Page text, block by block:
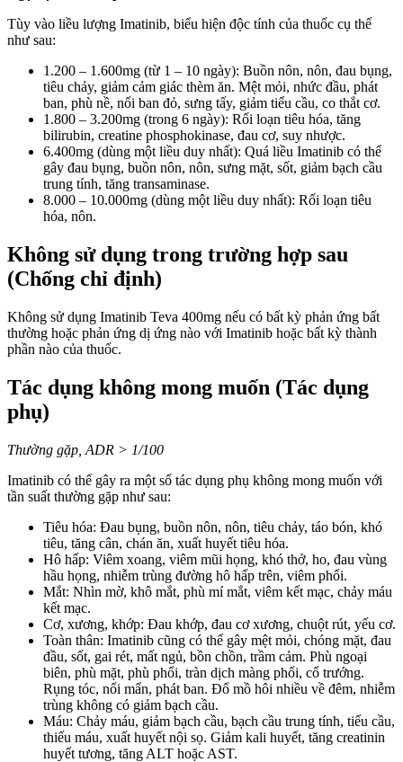
Tùy vào liều lượng Imatinib, biểu hiện độc tính của thuốc cụ thể
như sau:
1.200 – 1.600mg (từ 1 – 10 ngày): Buồn nôn, nôn, đau bụng,
tiêu chảy, giảm cảm giác thèm ăn. Mệt mỏi, nhức đầu, phát
ban, phù nề, nổi ban đỏ, sưng tấy, giảm tiểu cầu, co thắt cơ.
1.800 – 3.200mg (trong 6 ngày): Rối loạn tiêu hóa, tăng
bilirubin, creatine phosphokinase, đau cơ, suy nhược.
6.400mg (dùng một liều duy nhất): Quá liều Imatinib có thể
gây đau bụng, buồn nôn, nôn, sưng mặt, sốt, giảm bạch cầu
trung tính, tăng transaminase.
8.000 – 10.000mg (dùng một liều duy nhất): Rối loạn tiêu
hóa, nôn.
Không sử dụng trong trường hợp sau
(Chống chỉ định)
Không sử dụng Imatinib Teva 400mg nếu có bất kỳ phản ứng bất
thường hoặc phản ứng dị ứng nào với Imatinib hoặc bất kỳ thành
phần nào của thuốc.
Tác dụng không mong muốn (Tác dụng
phụ)
Thường gặp, ADR > 1/100
Imatinib có thể gây ra một số tác dụng phụ không mong muốn với
tần suất thường gặp như sau:
Tiêu hóa: Đau bụng, buồn nôn, nôn, tiêu chảy, táo bón, khó
tiêu, tăng cân, chán ăn, xuất huyết tiêu hóa.
Hô hấp: Viêm xoang, viêm mũi họng, khó thở, ho, đau vùng
hầu họng, nhiễm trùng đường hô hấp trên, viêm phổi.
Mắt: Nhìn mờ, khô mắt, phù mí mắt, viêm kết mạc, chảy máu
kết mạc.
Cơ, xương, khớp: Đau khớp, đau cơ xương, chuột rút, yếu cơ.
Toàn thân: Imatinib cũng có thể gây mệt mỏi, chóng mặt, đau
đầu, sốt, gai rét, mất ngủ, bồn chồn, trầm cảm. Phù ngoại
biên, phù mặt, phù phổi, tràn dịch màng phổi, cổ trướng.
Rụng tóc, nổi mẩn, phát ban. Đổ mồ hôi nhiều về đêm, nhiễm
trùng không có giảm bạch cầu.
Máu: Chảy máu, giảm bạch cầu, bạch cầu trung tính, tiểu cầu,
thiếu máu, xuất huyết nội sọ. Giảm kali huyết, tăng creatinin
huyết tương, tăng ALT hoặc AST.